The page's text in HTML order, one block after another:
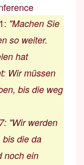
: "Machen Sie
so weiter.
hat
Wir müssen
bis die weg
: "Wir werden
bis die da
noch ein